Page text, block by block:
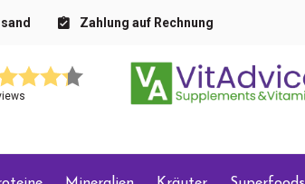
Zahlung auf Rechnung